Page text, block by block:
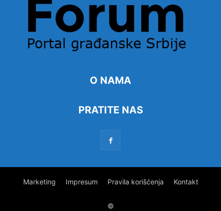
O NAMA
PRATITE NAS
Marketing Impresum Pravila korišćenja Kontakt
©